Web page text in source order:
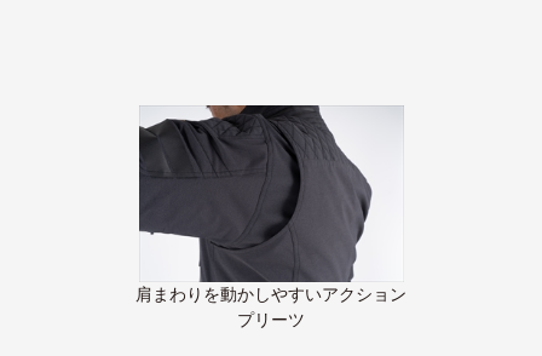
肩まわりを動かしやすいアクション
プリーツ